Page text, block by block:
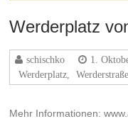
Werderplatz
schischko 1.
Werderplatz
Werderstraße
Mehr Informationen: